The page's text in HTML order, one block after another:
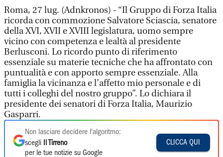
Roma, 27 lug. (Adnkronos) - “Il Gruppo di Forza Italia
ricorda con commozione Salvatore Sciascia, senatore
della XVI, XVII e XVIII legislatura, uomo sempre
vicino con competenza e lealtà al presidente
Berlusconi. Lo ricordo punto di riferimento
essenziale su materie tecniche che ha affrontato con
puntualità e con apporto sempre essenziale. Alla
famiglia la vicinanza e l’affetto mio personale e di
tutti i colleghi del nostro gruppo”. Lo dichiara il
presidente dei senatori di Forza Italia, Maurizio
Gasparri.
Non lasciare decidere l'algoritmo:
scegli
Il Tirreno
per le tue notizie su Google
CLICCA QUI